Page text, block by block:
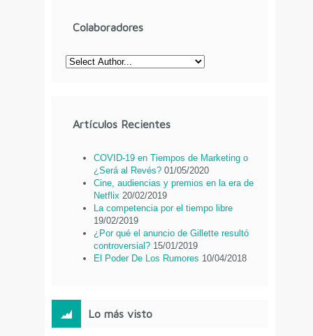
Colaboradores
Artículos Recientes
COVID-19 en Tiempos de Marketing o
¿Será al Revés? 01/05/2020
Cine, audiencias y premios en la era de
Netflix 20/02/2019
La competencia por el tiempo libre
19/02/2019
¿Por qué el anuncio de Gillette resultó
controversial? 15/01/2019
El Poder De Los Rumores 10/04/2018
Lo más visto